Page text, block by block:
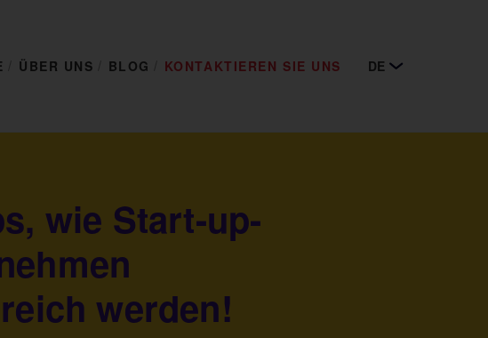
ÜBER UNS BLOG KONTAKTIEREN SIE UNS DE
wie Start-up-
werden!